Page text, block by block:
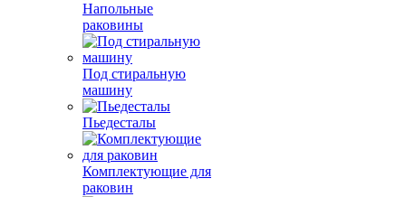
Напольные
раковины
Под стиральную
машину
Пьедесталы
Комплектующие для
раковин